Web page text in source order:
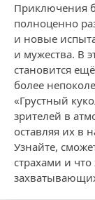
Приключения
полноценно
и новые
и мужества. В
становится
более
«Грустный
зрителей в
оставляя их в
Узнайте,
страхами и